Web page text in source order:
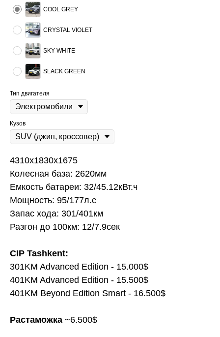
COOL GREY
CRYSTAL VIOLET
SKY WHITE
SLACK GREEN
Тип двигателя
Кузов
4310x1830x1675
Колесная база: 2620мм
Емкость батареи: 32/45.12кВт.ч
Мощность: 95/177л.с
Запас хода: 301/401км
Разгон до 100км: 12/7.9сек
CIP Tashkent:
301KM Advanced Edition - 15.000$
401KM Advanced Edition - 15.500$
401KM Beyond Edition Smart - 16.500$
Растаможка ~6.500$